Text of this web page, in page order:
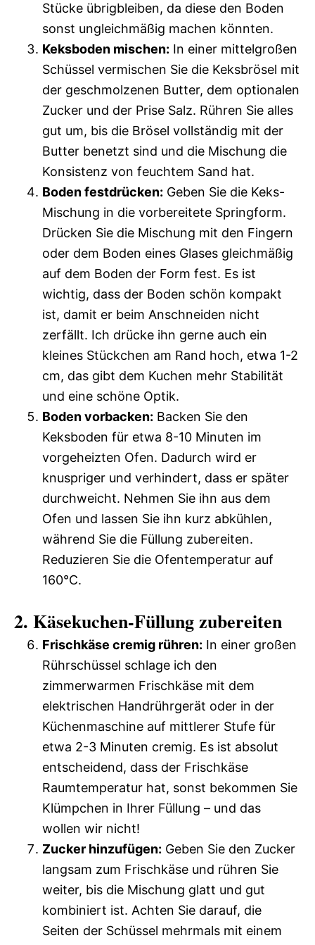
Stücke übrigbleiben, da diese den Boden
sonst ungleichmäßig machen könnten.
Keksboden mischen: In einer mittelgroßen
Schüssel vermischen Sie die Keksbrösel mit
der geschmolzenen Butter, dem optionalen
Zucker und der Prise Salz. Rühren Sie alles
gut um, bis die Brösel vollständig mit der
Butter benetzt sind und die Mischung die
Konsistenz von feuchtem Sand hat.
Boden festdrücken: Geben Sie die Keks-
Mischung in die vorbereitete Springform.
Drücken Sie die Mischung mit den Fingern
oder dem Boden eines Glases gleichmäßig
auf dem Boden der Form fest. Es ist
wichtig, dass der Boden schön kompakt
ist, damit er beim Anschneiden nicht
zerfällt. Ich drücke ihn gerne auch ein
kleines Stückchen am Rand hoch, etwa 1-2
cm, das gibt dem Kuchen mehr Stabilität
und eine schöne Optik.
Boden vorbacken: Backen Sie den
Keksboden für etwa 8-10 Minuten im
vorgeheizten Ofen. Dadurch wird er
knuspriger und verhindert, dass er später
durchweicht. Nehmen Sie ihn aus dem
Ofen und lassen Sie ihn kurz abkühlen,
während Sie die Füllung zubereiten.
Reduzieren Sie die Ofentemperatur auf
160°C.
2. Käsekuchen-Füllung zubereiten
Frischkäse cremig rühren: In einer großen
Rührschüssel schlage ich den
zimmerwarmen Frischkäse mit dem
elektrischen Handrührgerät oder in der
Küchenmaschine auf mittlerer Stufe für
etwa 2-3 Minuten cremig. Es ist absolut
entscheidend, dass der Frischkäse
Raumtemperatur hat, sonst bekommen Sie
Klümpchen in Ihrer Füllung – und das
wollen wir nicht!
Zucker hinzufügen: Geben Sie den Zucker
langsam zum Frischkäse und rühren Sie
weiter, bis die Mischung glatt und gut
kombiniert ist. Achten Sie darauf, die
Seiten der Schüssel mehrmals mit einem